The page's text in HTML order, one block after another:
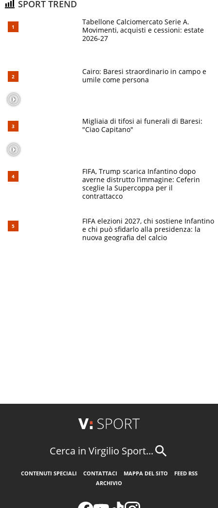
SPORT TREND
Tabellone Calciomercato Serie A.
Movimenti, acquisti e cessioni: estate
2026-27
Cairo: Baresi straordinario in campo e
umile come persona
Migliaia di tifosi ai funerali di Baresi:
"Ciao Capitano"
FIFA, Trump scarica Infantino dopo
averne distrutto l’immagine: Ceferin
sceglie la Supercoppa per il
contrattacco
FIFA elezioni 2027, chi sostiene Infantino
e chi può sfidarlo alla presidenza: la
nuova geografia del calcio
Cerca in Virgilio Sport...
CONTENUTI SPECIALI CONTATTACI MAPPA DEL SITO
FEED RSS
ARCHIVIO